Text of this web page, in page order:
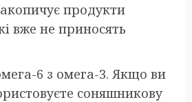
продукти
вже не приносять
6 з омега-3. Якщо ви
соняшникову